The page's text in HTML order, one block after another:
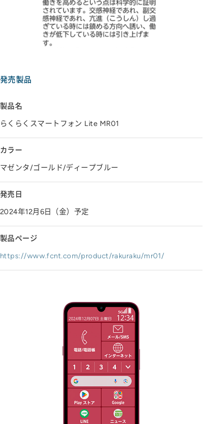
発売製品
製品名
らくらくスマートフォン Lite MR01
カラー
マゼンタ/ゴールド/ディープブルー
発売日
2024年12月6日（金）予定
製品ページ
https://www.fcnt.com/product/rakuraku/mr01/